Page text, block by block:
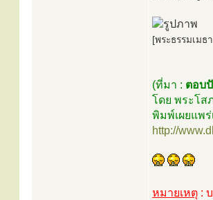
[พระธรรมเม
(ที่มา : ตอบ
โดย พระโ
พิมพ์เผยแพ
http://
หมายเหตุ :